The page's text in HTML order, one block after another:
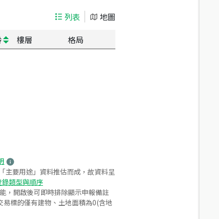
列表
地圖
樓層 格局
主要用途」資料推估而成，故資料呈
類型與順序
，開啟後可即時排除顯示申報備註
標的僅有建物、土地面積為0(含地